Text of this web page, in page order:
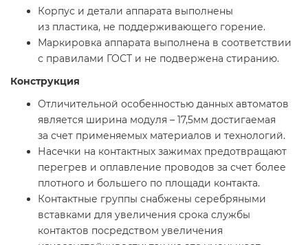
Корпус и детали аппарата выполнены
из пластика, не поддерживающего горение.
Маркировка аппарата выполнена в соответствии
с правилами ГОСТ и не подвержена стиранию.
Конструкция
Отличительной особенностью данных автоматов
является ширина модуля – 17,5мм достигаемая
за счет применяемых материалов и технологий.
Насечки на контактных зажимах предотвращают
перегрев и оплавление проводов за счет более
плотного и большего по площади контакта.
Контактные группы снабжены серебряными
вставками для увеличения срока службы
контактов посредством увеличения